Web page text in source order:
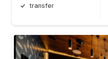
transfer